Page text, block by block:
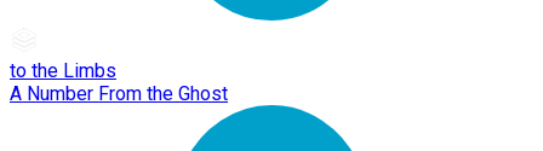
to the Limbs
A Number From the Ghost